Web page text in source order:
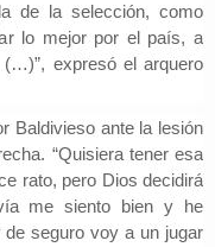
de la selección, como
lo mejor por el país, a
expresó el arquero
Baldivieso ante la lesión
“Quisiera tener esa
rato, pero Dios decidirá
me siento bien y he
seguro voy a un jugar